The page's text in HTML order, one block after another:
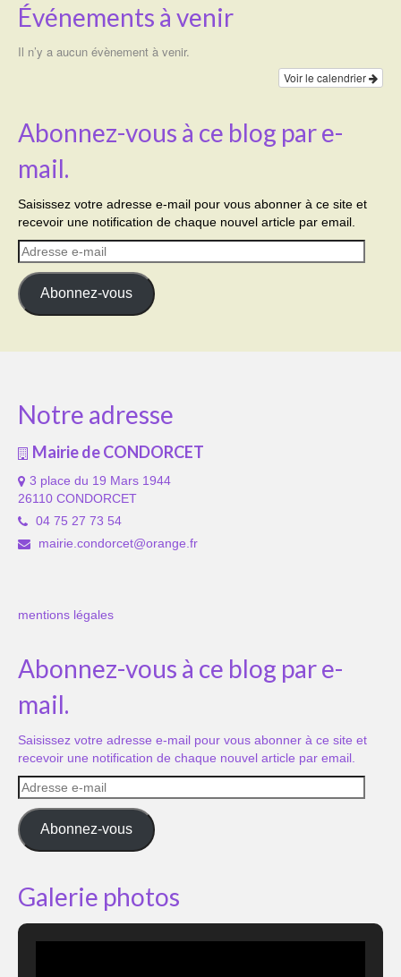
Événements à venir
Il n’y a aucun évènement à venir.
Voir le calendrier
Abonnez-vous à ce blog par e-
mail.
Saisissez votre adresse e-mail pour vous abonner à ce site et
recevoir une notification de chaque nouvel article par email.
Adresse
e-
mail
Abonnez-vous
Notre adresse
Mairie de CONDORCET
3 place du 19 Mars 1944
26110 CONDORCET
04 75 27 73 54
mairie.condorcet@orange.fr
mentions légales
Abonnez-vous à ce blog par e-
mail.
Saisissez votre adresse e-mail pour vous abonner à ce site et
recevoir une notification de chaque nouvel article par email.
Adresse
e-
mail
Abonnez-vous
Galerie photos